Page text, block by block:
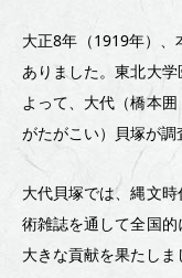
城
市
の
貝
塚
か
大正8年（1919年）
ありました。東北大
よって、大代（橋本
がたがこい）貝塚が調
大代貝塚では、縄文
術雑誌を通して全国
大きな貢献を果たしま